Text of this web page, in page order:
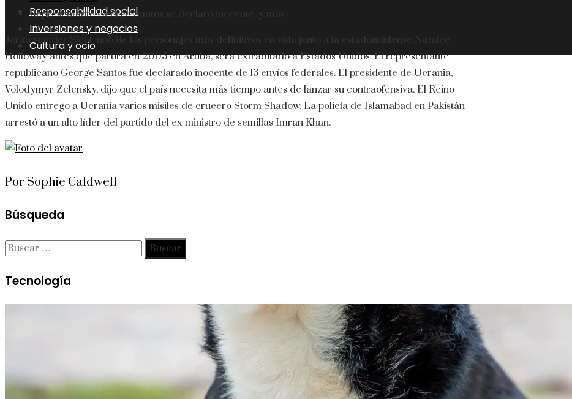
Responsabilidad social
Inversiones y negocios
Cultura y ocio
Representante George Santos se declaró inocente, y más
Joran van der Sloot, uno de los personajes más definitivos en vida junto a la estadounidense Natalee
Holloway antes que partirá en 2005 en Aruba, será extraditado a Estados Unidos. El representante
republicano George Santos fue declarado inocente de 13 envíos federales. El presidente de Ucrania,
Volodymyr Zelensky, dijo que el país necesita más tiempo antes de lanzar su contraofensiva. El Reino
Unido entrego a Ucrania varios misiles de crucero Storm Shadow. La policía de Islamabad en Pakistán
arrestó a un alto líder del partido del ex ministro de semillas Imran Khan.
Por Sophie Caldwell
Búsqueda
Buscar:
Tecnología